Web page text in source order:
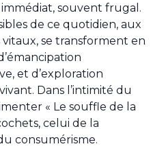
souvent frugal.
de ce quotidien, aux
vitaux, se transforment en
et d’exploration
Dans l’intimité du
« Le souffle de la
celui de la
consumérisme.